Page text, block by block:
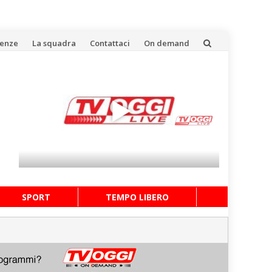
La squadra Contattaci On demand
SPORT TEMPO LIBERO